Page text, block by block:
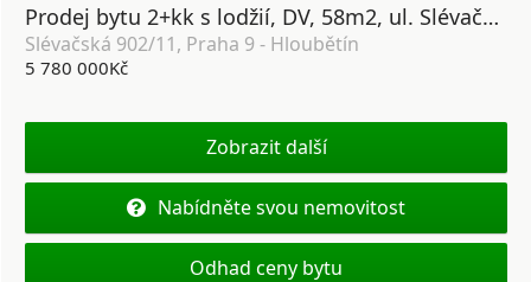
Prodej bytu 2+kk s lodžií, DV, 58m2, ul. Slévačská 902/11, Praha 9 - Hloubětín
Slévačská 902/11, Praha 9 - Hloubětín
5 780 000Kč
Zobrazit další
Nabídněte svou nemovitost
Odhad ceny bytu